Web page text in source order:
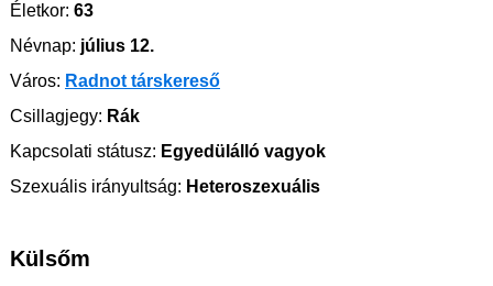
Életkor: 63
Névnap: július 12.
Város: Radnot társkereső
Csillagjegy: Rák
Kapcsolati státusz: Egyedülálló vagyok
Szexuális irányultság: Heteroszexuális
Külsőm